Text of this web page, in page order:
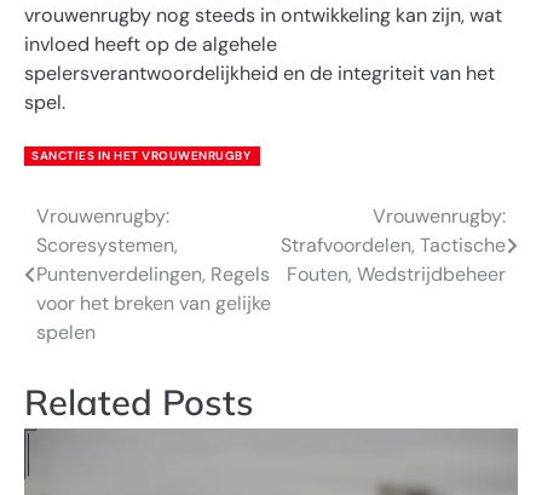
vrouwenrugby nog steeds in ontwikkeling kan zijn, wat
invloed heeft op de algehele
spelersverantwoordelijkheid en de integriteit van het
spel.
SANCTIES IN HET VROUWENRUGBY
Post
navigation
Vrouwenrugby:
Scoresystemen,
Puntenverdelingen, Regels
voor het breken van gelijke
spelen
Vrouwenrugby:
Strafvoordelen, Tactische
Fouten, Wedstrijdbeheer
Related Posts